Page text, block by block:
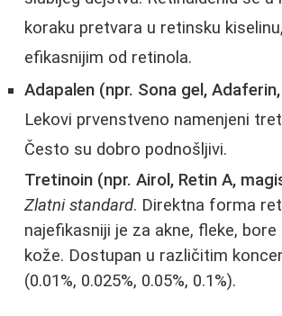
koraku pretvara u retinsku
efikasnijim od retinola.
Adapalen (npr. Sona gel,
Lekovi prvenstveno namenjeni
Često su dobro podnošljivi.
Tretinoin (npr. Airol, Retin A,
Zlatni standard. Direktna forma
najefikasniji je za akne, fleke,
kože. Dostupan u različitim
(0.01%, 0.025%, 0.05%, 0.1%).